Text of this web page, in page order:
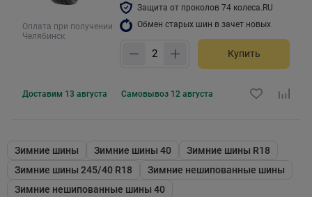
Оплата при получении
Челябинск
Защита от проколов 74 колеса.RU
Обмен старых шин в зачет новых
Купить
Доставим 13 августа Самовывоз 12 августа
Зимние шины Зимние шины 40
Зимние шины R18
Зимние шины 245/40 R18
Зимние нешипованные шины
Зимние нешипованные шины 40